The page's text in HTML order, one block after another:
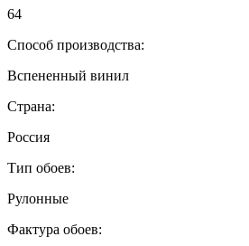
64
Способ производства:
Вспененный винил
Страна:
Россия
Тип обоев:
Рулонные
Фактура обоев: